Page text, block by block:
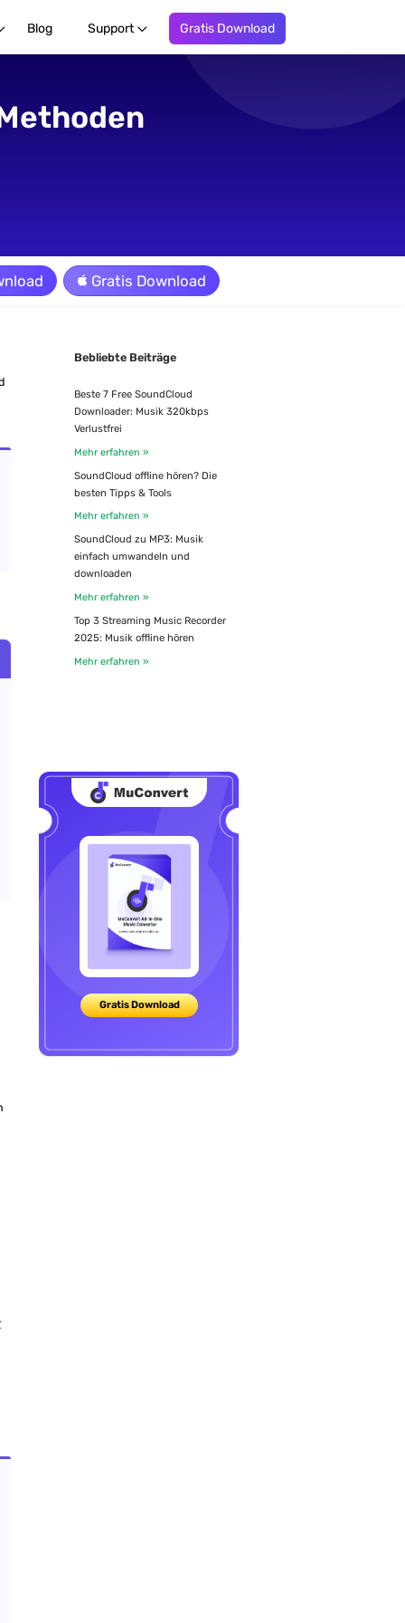
Blog Support Gratis Download
Gratis Download
Bebliebte Beiträge
Beste 7 Free SoundCloud
Downloader: Musik 320kbps
Verlustfrei
Mehr erfahren »
SoundCloud offline hören? Die
besten Tipps & Tools
Mehr erfahren »
SoundCloud zu MP3: Musik
einfach umwandeln und
downloaden
Mehr erfahren »
Top 3 Streaming Music Recorder
2025: Musik offline hören
Mehr erfahren »
Gratis Download